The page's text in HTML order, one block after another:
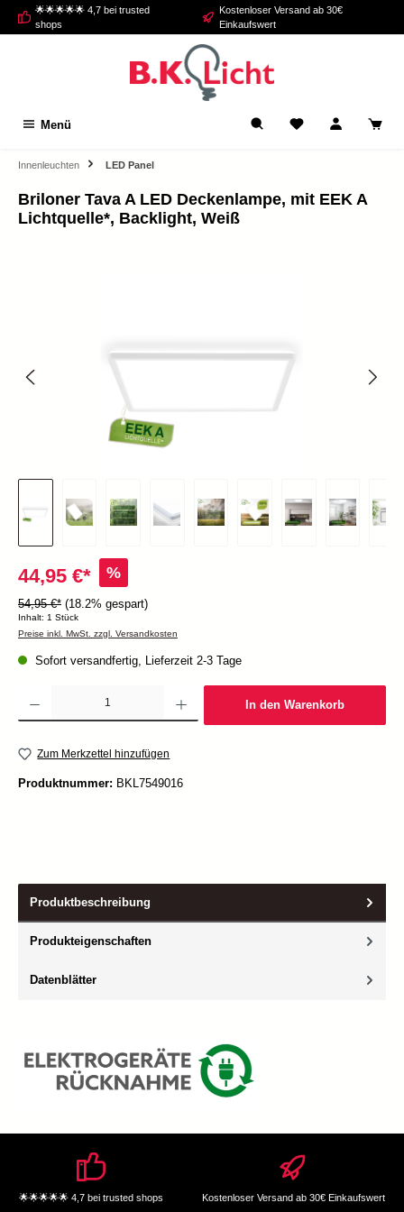
springen
🌟🌟🌟🌟🌟 4,7 bei trusted
shops
Kostenloser Versand ab 30€
Einkaufswert
Menü
Innenleuchten LED Panel
Briloner Tava A LED Deckenlampe, mit EEK A
Lichtquelle*, Backlight, Weiß
44,95 €* %
54,95 €* (18.2% gespart)
Inhalt: 1 Stück
Preise inkl. MwSt. zzgl. Versandkosten
Sofort versandfertig, Lieferzeit 2-3 Tage
Produkt Anzahl: Gib den gewünschten Wert ein oder benutze die Schaltflächen um die
In den Warenkorb
Zum Merkzettel hinzufügen
Produktnummer: BKL7549016
Produktbeschreibung
Produkteigenschaften
Datenblätter
🌟🌟🌟🌟🌟 4,7 bei trusted shops Kostenloser Versand ab 30€ Einkaufswert